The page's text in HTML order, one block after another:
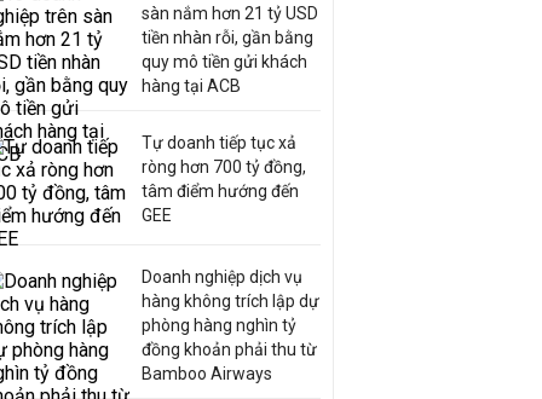
sàn nắm hơn 21 tỷ USD
tiền nhàn rỗi, gần bằng
quy mô tiền gửi khách
hàng tại ACB
Tự doanh tiếp tục xả
ròng hơn 700 tỷ đồng,
tâm điểm hướng đến
GEE
Doanh nghiệp dịch vụ
hàng không trích lập dự
phòng hàng nghìn tỷ
đồng khoản phải thu từ
Bamboo Airways